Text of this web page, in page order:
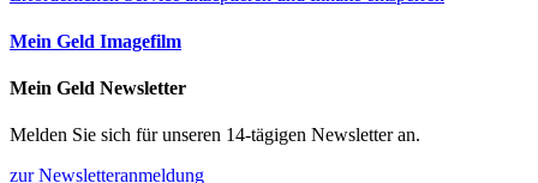
Mein Geld Imagefilm
Mein Geld Newsletter
Melden Sie sich für unseren 14-tägigen Newsletter an.
zur Newsletteranmeldung